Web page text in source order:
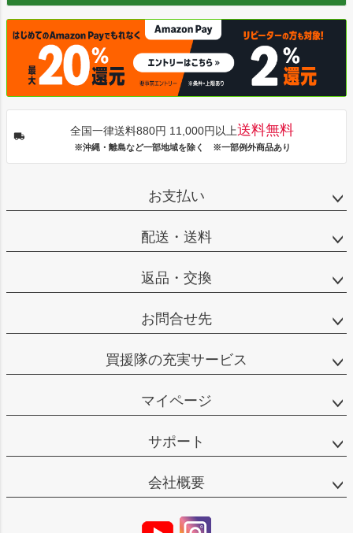
全国一律送料880円 11,000円以上送料無料
※沖縄・離島など一部地域を除く ※一部例外商品あり
お支払い
配送・送料
返品・交換
お問合せ先
買援隊の充実サービス
マイページ
サポート
会社概要